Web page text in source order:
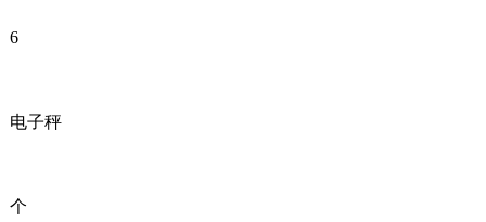
6
电子秤
个